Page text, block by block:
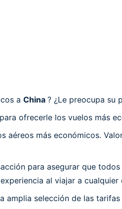
a China ? ¿Le preocupa su
ofrecerle los vuelos más
aéreos más económicos.
para asegurar que
al viajar a cualquier
selección de las